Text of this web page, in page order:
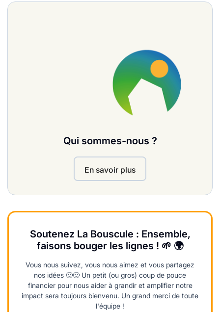
Qui sommes-nous ?
En savoir plus
Soutenez La Bouscule : Ensemble,
faisons bouger les lignes ! 🌱 🌍
Vous nous suivez, vous nous aimez et vous partagez
nos idées 🙂🙂 Un petit (ou gros) coup de pouce
financier pour nous aider à grandir et amplifier notre
impact sera toujours bienvenu. Un grand merci de toute
l'équipe !